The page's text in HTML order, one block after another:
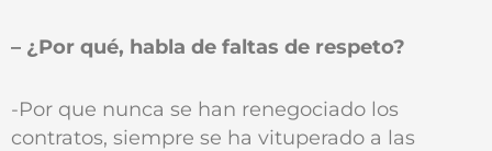
– ¿Por qué‚ habla de faltas de respeto?
-Por que nunca se han renegociado los
contratos, siempre se ha vituperado a las